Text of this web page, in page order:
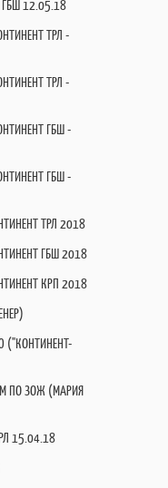
ГБШ 12.05.18
ТРЛ -
ТРЛ -
ГБШ -
ГБШ -
ТРЛ 2018
ГБШ 2018
КРП 2018
("КОНТИНЕНТ-
ПО ЗОЖ (МАРИЯ
15.04.18